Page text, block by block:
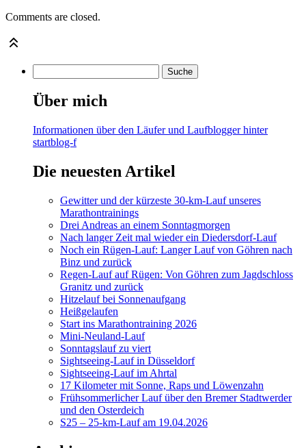
Comments are closed.
Über mich
Informationen über den Läufer und Laufblogger hinter
startblog-f
Die neuesten Artikel
Gewitter und der kürzeste 30-km-Lauf unseres
Marathontrainings
Drei Andreas an einem Sonntagmorgen
Nach langer Zeit mal wieder ein Diedersdorf-Lauf
Noch ein Rügen-Lauf: Langer Lauf von Göhren nach
Binz und zurück
Regen-Lauf auf Rügen: Von Göhren zum Jagdschloss
Granitz und zurück
Hitzelauf bei Sonnenaufgang
Heißgelaufen
Start ins Marathontraining 2026
Mini-Neuland-Lauf
Sonntagslauf zu viert
Sightseeing-Lauf in Düsseldorf
Sightseeing-Lauf im Ahrtal
17 Kilometer mit Sonne, Raps und Löwenzahn
Frühsommerlicher Lauf über den Bremer Stadtwerder
und den Osterdeich
S25 – 25-km-Lauf am 19.04.2026